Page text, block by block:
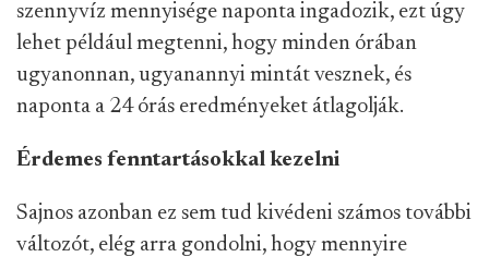
szennyvíz mennyisége naponta ingadozik, ezt úgy
lehet például megtenni, hogy minden órában
ugyanonnan, ugyanannyi mintát vesznek, és
naponta a 24 órás eredményeket átlagolják.
Érdemes fenntartásokkal kezelni
Sajnos azonban ez sem tud kivédeni számos további
változót, elég arra gondolni, hogy mennyire